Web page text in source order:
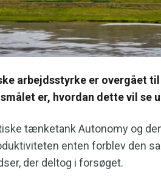
arbejdsstyrke er overgået
er, hvordan dette vil se
tænketank Autonomy og
enten forblev den
der deltog i forsøget.